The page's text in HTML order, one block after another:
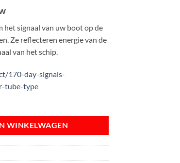
het signaal van uw boot op de
Ze reflecteren energie van de
van het schip.
170-day-signals-
tube-type
WINKELWAGEN